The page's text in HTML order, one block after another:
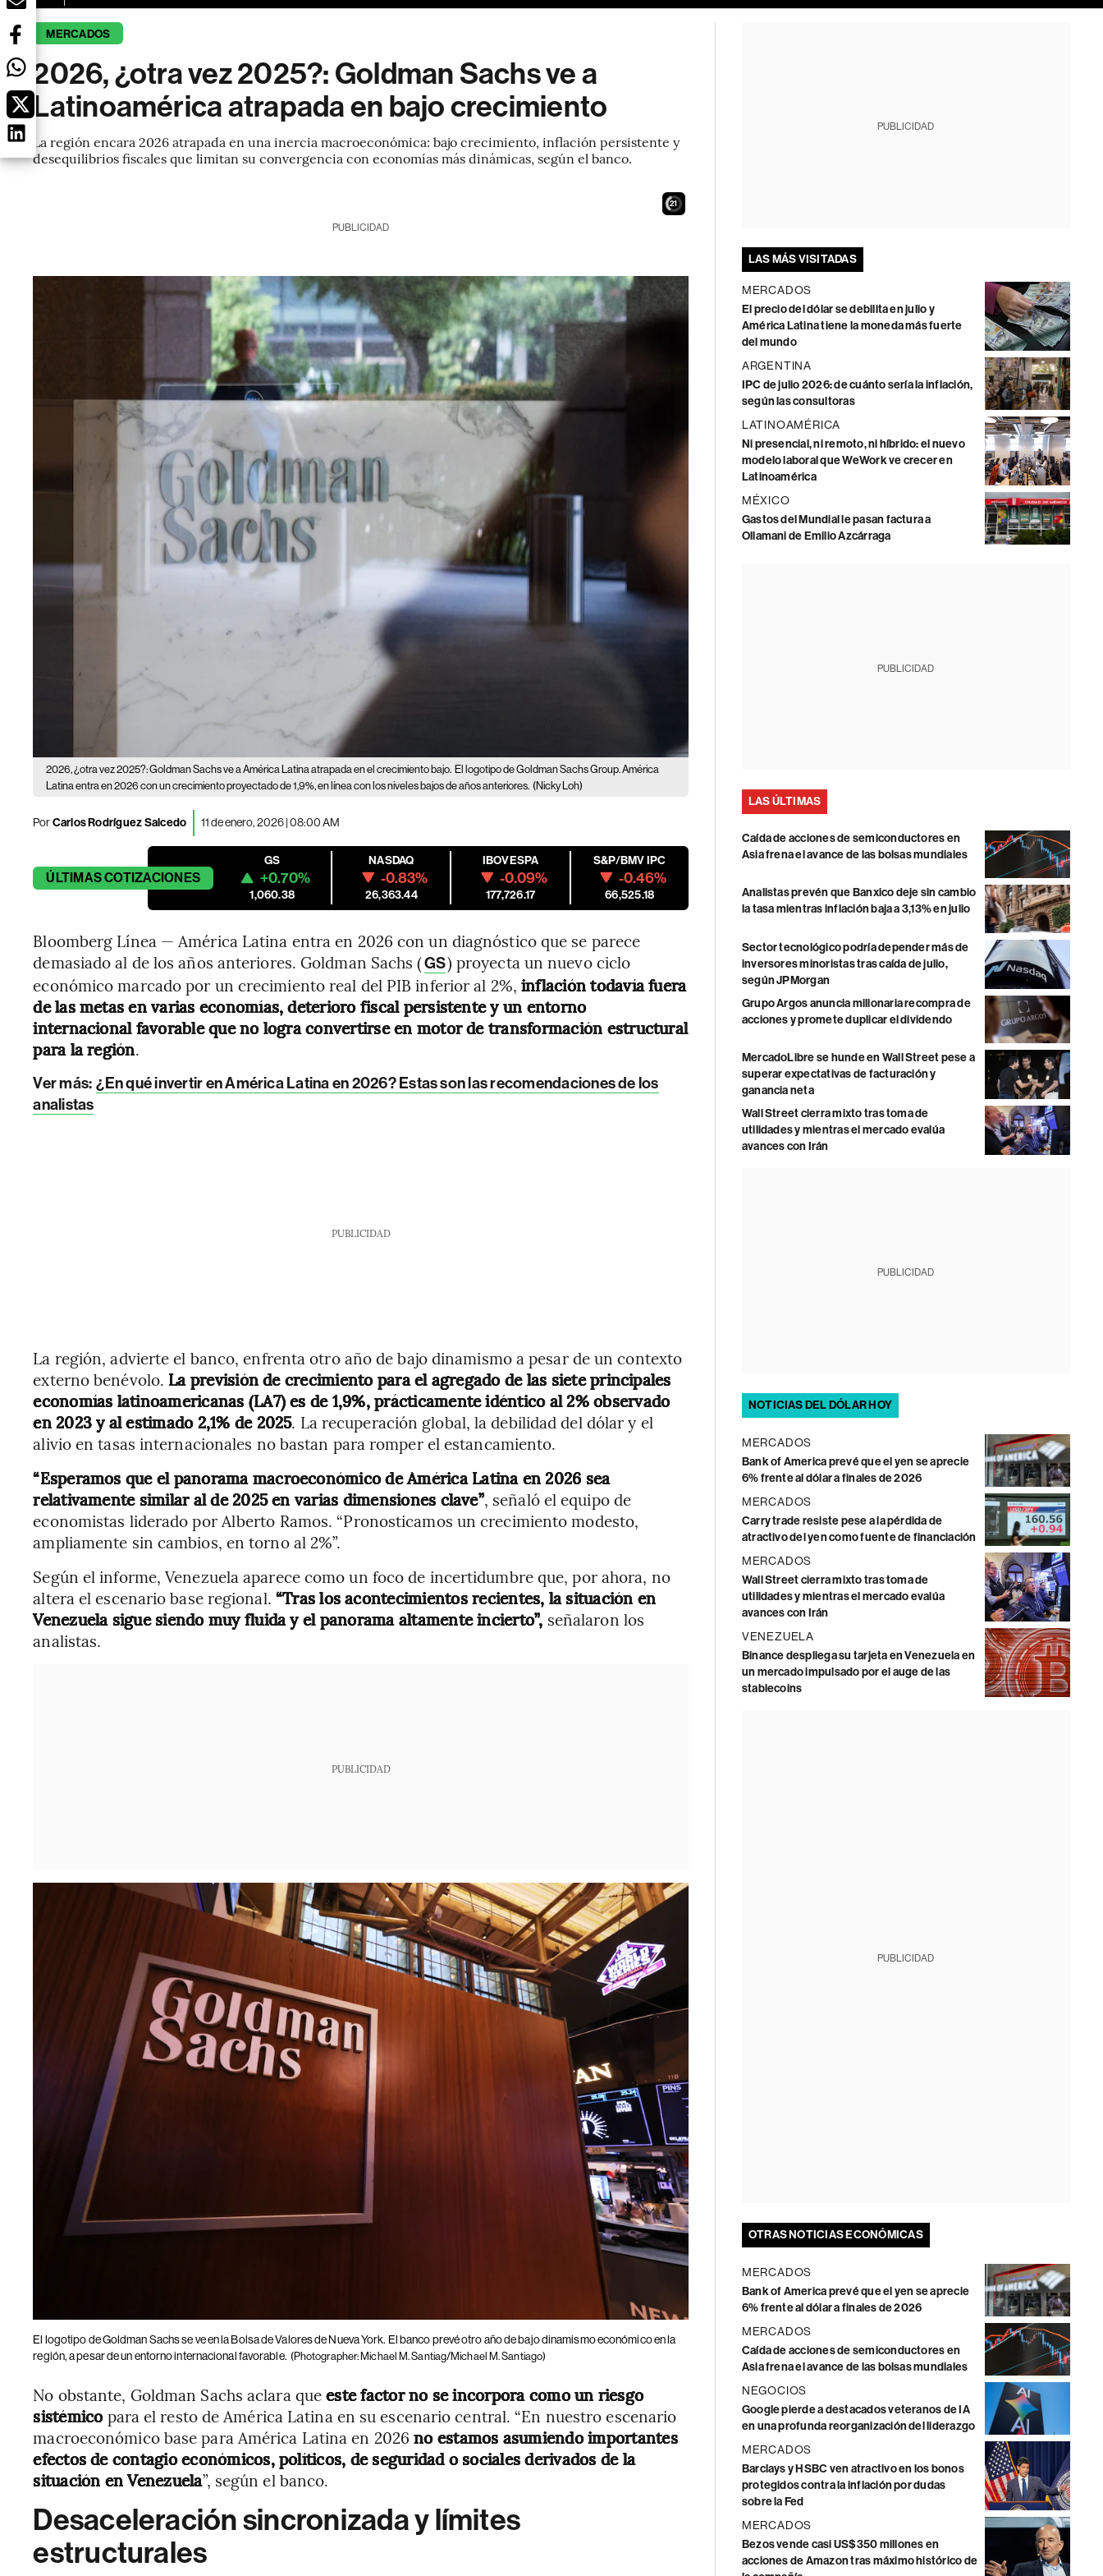
MERCADOS
2026, ¿otra vez 2025?: Goldman Sachs ve a
Latinoamérica atrapada en bajo crecimiento
La región encara 2026 atrapada en una inercia macroeconómica: bajo crecimiento, inflación persistente y
desequilibrios fiscales que limitan su convergencia con economías más dinámicas, según el banco.
19
PUBLICIDAD
2026, ¿otra vez 2025?: Goldman Sachs ve a América Latina atrapada en el crecimiento bajo. El logotipo de Goldman Sachs Group. América
Latina entra en 2026 con un crecimiento proyectado de 1,9%, en línea con los niveles bajos de años anteriores. (Nicky Loh)
PorCarlos Rodríguez Salcedo 11 de enero, 2026 | 08:00 AM
ÚLTIMASCOTIZACIONES
GS
+0.70%
1,060.38
NASDAQ
-0.83%
26,363.44
IBOVESPA
-0.09%
177,726.17
S&P/BMV IPC
-0.46%
66,525.18
Bloomberg Línea — América Latina entra en 2026 con un diagnóstico que se parece
demasiado al de los años anteriores. Goldman Sachs (GS) proyecta un nuevo ciclo
económico marcado por un crecimiento real del PIB inferior al 2%, inflación todavía fuera
de las metas en varias economías, deterioro fiscal persistente y un entorno
internacional favorable que no logra convertirse en motor de transformación estructural
para la región.
Ver más: ¿En qué invertir en América Latina en 2026? Estas son las recomendaciones de los
analistas
PUBLICIDAD
La región, advierte el banco, enfrenta otro año de bajo dinamismo a pesar de un contexto
externo benévolo. La previsión de crecimiento para el agregado de las siete principales
economías latinoamericanas (LA7) es de 1,9%, prácticamente idéntico al 2% observado
en 2023 y al estimado 2,1% de 2025. La recuperación global, la debilidad del dólar y el
alivio en tasas internacionales no bastan para romper el estancamiento.
“Esperamos que el panorama macroeconómico de América Latina en 2026 sea
relativamente similar al de 2025 en varias dimensiones clave”, señaló el equipo de
economistas liderado por Alberto Ramos. “Pronosticamos un crecimiento modesto,
ampliamente sin cambios, en torno al 2%”.
Según el informe, Venezuela aparece como un foco de incertidumbre que, por ahora, no
altera el escenario base regional. “Tras los acontecimientos recientes, la situación en
Venezuela sigue siendo muy fluida y el panorama altamente incierto”, señalaron los
analistas.
PUBLICIDAD
El logotipo de Goldman Sachs se ve en la Bolsa de Valores de Nueva York. El banco prevé otro año de bajo dinamismo económico en la
región, a pesar de un entorno internacional favorable. (Photographer: Michael M. Santiag/Michael M. Santiago)
No obstante, Goldman Sachs aclara queeste factor no se incorpora como un riesgo
sistémicopara el resto de América Latina en su escenario central. “En nuestro escenario
macroeconómico base para América Latina en 2026no estamos asumiendo importantes
efectos de contagio económicos, políticos, de seguridad o sociales derivados de la
situación en Venezuela”, según el banco.
Desaceleración sincronizada y límites
estructurales
PUBLICIDAD
LAS MÁS VISITADAS
MERCADOS
El precio del dólar se debilita en julio y
América Latina tiene la moneda más fuerte
del mundo
ARGENTINA
IPC de julio 2026: de cuánto sería la inflación,
según las consultoras
LATINOAMÉRICA
Ni presencial, ni remoto, ni híbrido: el nuevo
modelo laboral que WeWork ve crecer en
Latinoamérica
MÉXICO
Gastos del Mundial le pasan factura a
Ollamani de Emilio Azcárraga
PUBLICIDAD
LAS ÚLTIMAS
Caída de acciones de semiconductores en
Asia frena el avance de las bolsas mundiales
Analistas prevén que Banxico deje sin cambio
la tasa mientras inflación baja a 3,13% en julio
Sector tecnológico podría depender más de
inversores minoristas tras caída de julio,
según JPMorgan
Grupo Argos anuncia millonaria recompra de
acciones y promete duplicar el dividendo
MercadoLibre se hunde en Wall Street pese a
superar expectativas de facturación y
ganancia neta
Wall Street cierra mixto tras toma de
utilidades y mientras el mercado evalúa
avances con Irán
PUBLICIDAD
NOTICIAS DEL DÓLAR HOY
MERCADOS
Bank of America prevé que el yen se aprecie
6% frente al dólar a finales de 2026
MERCADOS
Carry trade resiste pese a la pérdida de
atractivo del yen como fuente de financiación
MERCADOS
Wall Street cierra mixto tras toma de
utilidades y mientras el mercado evalúa
avances con Irán
VENEZUELA
Binance despliega su tarjeta en Venezuela en
un mercado impulsado por el auge de las
stablecoins
PUBLICIDAD
OTRAS NOTICIAS ECONÓMICAS
MERCADOS
Bank of America prevé que el yen se aprecie
6% frente al dólar a finales de 2026
MERCADOS
Caída de acciones de semiconductores en
Asia frena el avance de las bolsas mundiales
NEGOCIOS
Google pierde a destacados veteranos de IA
en una profunda reorganización del liderazgo
MERCADOS
Barclays y HSBC ven atractivo en los bonos
protegidos contra la inflación por dudas
sobre la Fed
MERCADOS
Bezos vende casi US$350 millones en
acciones de Amazon tras máximo histórico de